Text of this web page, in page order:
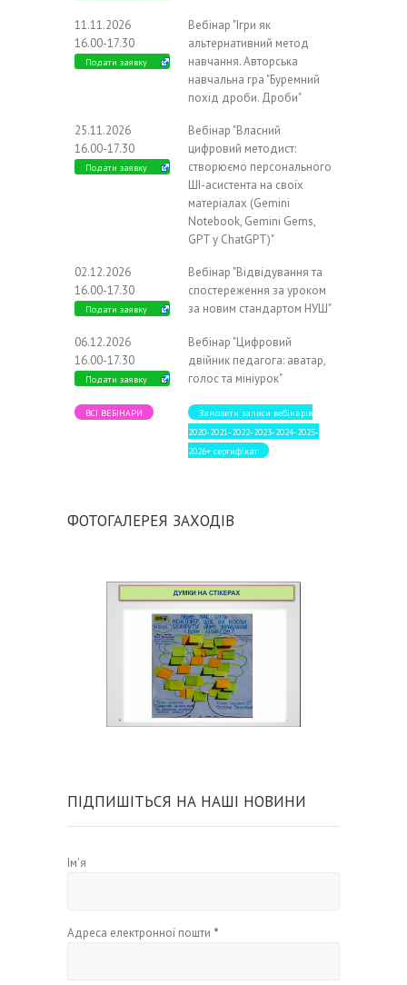
11.11.2026
16.00-17.30
Подати заявку
Вебінар "Ігри як
альтернативний метод
навчання. Авторська
навчальна гра "Буремний
похід дроби. Дроби"
25.11.2026
16.00-17.30
Подати заявку
Вебінар "Власний
цифровий методист:
створюємо персонального
ШІ-асистента на своїх
матеріалах (Gemini
Notebook, Gemini Gems,
GPT у ChatGPT)"
02.12.2026
16.00-17.30
Подати заявку
Вебінар "Відвідування та
спостереження за уроком
за новим стандартом НУШ"
06.12.2026
16.00-17.30
Подати заявку
Вебінар "Цифровий
двійник педагога: аватар,
голос та мініурок"
ВСІ ВЕБІНАРИ
Замовити записи вебінарів
2020-2021-2022-2023-2024-2025-
2026+ сертифікат
ФОТОГАЛЕРЕЯ ЗАХОДІВ
ПІДПИШІТЬСЯ НА НАШІ НОВИНИ
Ім'я
Адреса електронної пошти *